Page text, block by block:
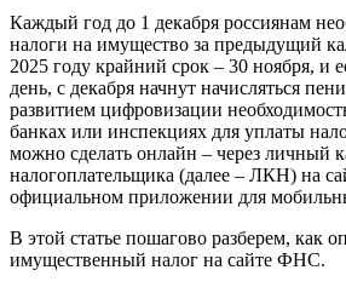
Каждый год до 1 декабря россиянам
налоги на имущество за предыдущий
2025 году крайний срок – 30 ноября, и
день, с декабря начнут начисляться
развитием цифровизации
банках или инспекциях для уплаты
можно сделать онлайн – через личный
налогоплательщика (далее – ЛКН) на
официальном приложении для
В этой статье пошагово разберем, как
имущественный налог на сайте ФНС.